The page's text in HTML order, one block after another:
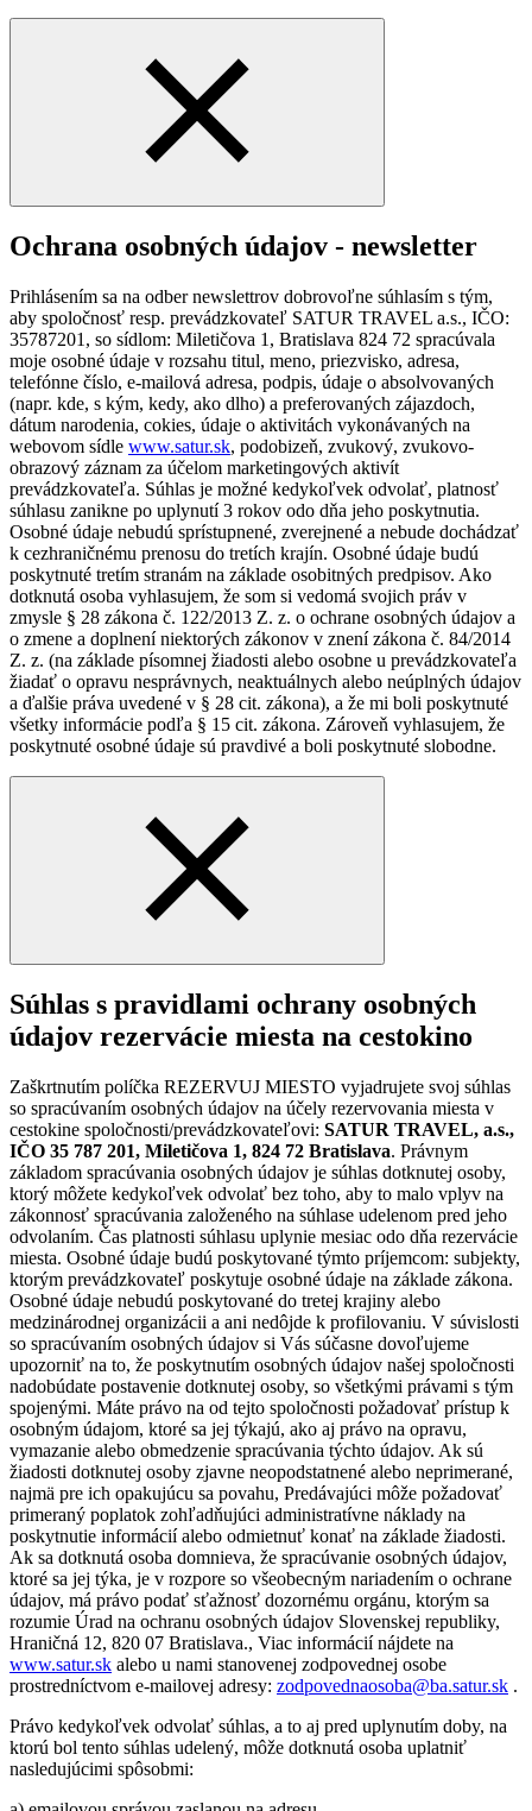
Ochrana osobných údajov - newsletter
Prihlásením sa na odber newslettrov dobrovoľne súhlasím s tým,
aby spoločnosť resp. prevádzkovateľ SATUR TRAVEL a.s., IČO:
35787201, so sídlom: Miletičova 1, Bratislava 824 72 spracúvala
moje osobné údaje v rozsahu titul, meno, priezvisko, adresa,
telefónne číslo, e-mailová adresa, podpis, údaje o absolvovaných
(napr. kde, s kým, kedy, ako dlho) a preferovaných zájazdoch,
dátum narodenia, cokies, údaje o aktivitách vykonávaných na
webovom sídle www.satur.sk, podobizeň, zvukový, zvukovo-
obrazový záznam za účelom marketingových aktivít
prevádzkovateľa. Súhlas je možné kedykoľvek odvolať, platnosť
súhlasu zanikne po uplynutí 3 rokov odo dňa jeho poskytnutia.
Osobné údaje nebudú sprístupnené, zverejnené a nebude dochádzať
k cezhraničnému prenosu do tretích krajín. Osobné údaje budú
poskytnuté tretím stranám na základe osobitných predpisov. Ako
dotknutá osoba vyhlasujem, že som si vedomá svojich práv v
zmysle § 28 zákona č. 122/2013 Z. z. o ochrane osobných údajov a
o zmene a doplnení niektorých zákonov v znení zákona č. 84/2014
Z. z. (na základe písomnej žiadosti alebo osobne u prevádzkovateľa
žiadať o opravu nesprávnych, neaktuálnych alebo neúplných údajov
a ďalšie práva uvedené v § 28 cit. zákona), a že mi boli poskytnuté
všetky informácie podľa § 15 cit. zákona. Zároveň vyhlasujem, že
poskytnuté osobné údaje sú pravdivé a boli poskytnuté slobodne.
Súhlas s pravidlami ochrany osobných
údajov rezervácie miesta na cestokino
Zaškrtnutím políčka REZERVUJ MIESTO vyjadrujete svoj súhlas
so spracúvaním osobných údajov na účely rezervovania miesta v
cestokine spoločnosti/prevádzkovateľovi: SATUR TRAVEL, a.s.,
IČO 35 787 201, Miletičova 1, 824 72 Bratislava. Právnym
základom spracúvania osobných údajov je súhlas dotknutej osoby,
ktorý môžete kedykoľvek odvolať bez toho, aby to malo vplyv na
zákonnosť spracúvania založeného na súhlase udelenom pred jeho
odvolaním. Čas platnosti súhlasu uplynie mesiac odo dňa rezervácie
miesta. Osobné údaje budú poskytované týmto príjemcom: subjekty,
ktorým prevádzkovateľ poskytuje osobné údaje na základe zákona.
Osobné údaje nebudú poskytované do tretej krajiny alebo
medzinárodnej organizácii a ani nedôjde k profilovaniu. V súvislosti
so spracúvaním osobných údajov si Vás súčasne dovoľujeme
upozorniť na to, že poskytnutím osobných údajov našej spoločnosti
nadobúdate postavenie dotknutej osoby, so všetkými právami s tým
spojenými. Máte právo na od tejto spoločnosti požadovať prístup k
osobným údajom, ktoré sa jej týkajú, ako aj právo na opravu,
vymazanie alebo obmedzenie spracúvania týchto údajov. Ak sú
žiadosti dotknutej osoby zjavne neopodstatnené alebo neprimerané,
najmä pre ich opakujúcu sa povahu, Predávajúci môže požadovať
primeraný poplatok zohľadňujúci administratívne náklady na
poskytnutie informácií alebo odmietnuť konať na základe žiadosti.
Ak sa dotknutá osoba domnieva, že spracúvanie osobných údajov,
ktoré sa jej týka, je v rozpore so všeobecným nariadením o ochrane
údajov, má právo podať sťažnosť dozornému orgánu, ktorým sa
rozumie Úrad na ochranu osobných údajov Slovenskej republiky,
Hraničná 12, 820 07 Bratislava., Viac informácií nájdete na
www.satur.sk alebo u nami stanovenej zodpovednej osobe
prostredníctvom e-mailovej adresy: zodpovednaosoba@ba.satur.sk .
Právo kedykoľvek odvolať súhlas, a to aj pred uplynutím doby, na
ktorú bol tento súhlas udelený, môže dotknutá osoba uplatniť
nasledujúcimi spôsobmi: